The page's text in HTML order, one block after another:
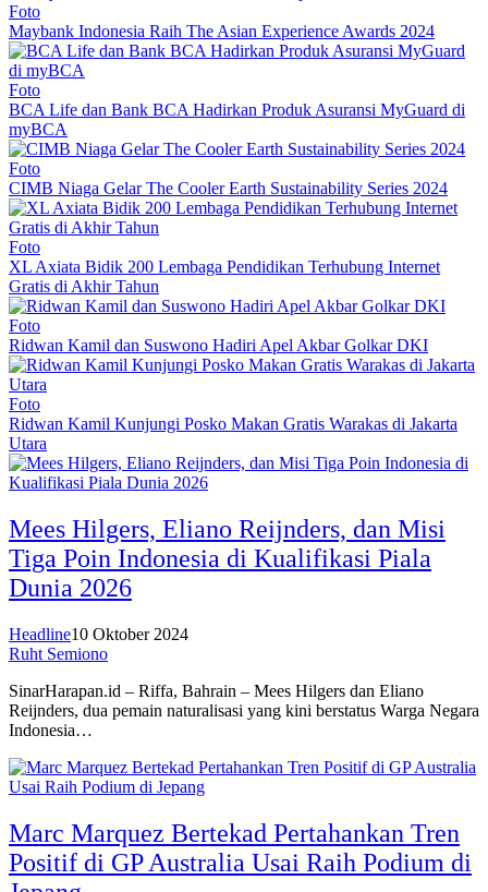
Foto
Maybank Indonesia Raih The Asian Experience Awards 2024
Foto
BCA Life dan Bank BCA Hadirkan Produk Asuransi MyGuard di
myBCA
Foto
CIMB Niaga Gelar The Cooler Earth Sustainability Series 2024
Foto
XL Axiata Bidik 200 Lembaga Pendidikan Terhubung Internet
Gratis di Akhir Tahun
Foto
Ridwan Kamil dan Suswono Hadiri Apel Akbar Golkar DKI
Foto
Ridwan Kamil Kunjungi Posko Makan Gratis Warakas di Jakarta
Utara
Mees Hilgers, Eliano Reijnders, dan Misi
Tiga Poin Indonesia di Kualifikasi Piala
Dunia 2026
Headline10 Oktober 2024
Ruht Semiono
SinarHarapan.id – Riffa, Bahrain – Mees Hilgers dan Eliano
Reijnders, dua pemain naturalisasi yang kini berstatus Warga Negara
Indonesia…
Marc Marquez Bertekad Pertahankan Tren
Positif di GP Australia Usai Raih Podium di